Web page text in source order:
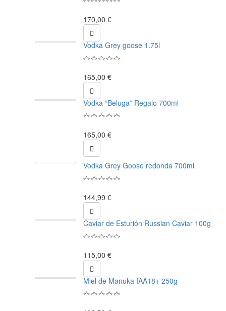
170,00 €

Vodka Grey goose 1.75l
165,00 €

Vodka “Beluga” Regalo 700ml
165,00 €

Vodka Grey Goose redonda 700ml
144,99 €

Caviar de Esturión Russian Caviar 100g
115,00 €

Miel de Manuka IAA18+ 250g